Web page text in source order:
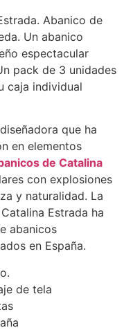
Abanico de
Un abanico
espectacular
pack de 3 unidades
caja individual
que ha
en elementos
de Catalina
con explosiones
y naturalidad. La
Estrada ha
abanicos
en España.
de tela